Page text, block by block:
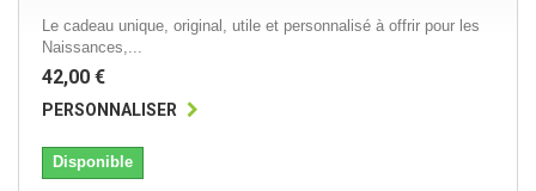
Le cadeau unique, original, utile et personnalisé à offrir pour les
Naissances,...
42,00 €
PERSONNALISER
Disponible